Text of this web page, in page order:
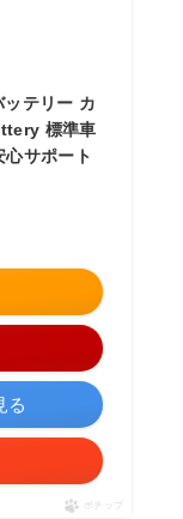
テリー カ
標準車
サポート
る
ポチップ